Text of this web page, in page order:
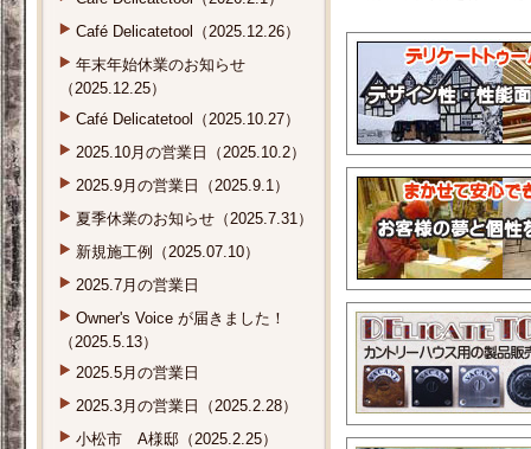
Café Delicatetool（2025.12.26）
年末年始休業のお知らせ
（2025.12.25）
Café Delicatetool（2025.10.27）
2025.10月の営業日（2025.10.2）
2025.9月の営業日（2025.9.1）
夏季休業のお知らせ（2025.7.31）
新規施工例（2025.07.10）
2025.7月の営業日
Owner's Voice が届きました！
（2025.5.13）
2025.5月の営業日
2025.3月の営業日（2025.2.28）
小松市 A様邸（2025.2.25）